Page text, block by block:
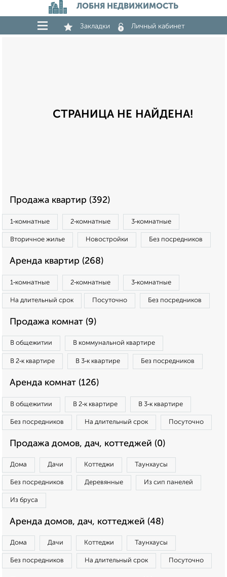
ЛОБНЯ НЕДВИЖИМОСТЬ
Закладки Личный кабинет
СТРАНИЦА НЕ НАЙДЕНА!
Продажа квартир (392)
1‑комнатные 2‑комнатные 3‑комнатные
Вторичное жилье Новостройки Без посредников
Аренда квартир (268)
1‑комнатные 2‑комнатные 3‑комнатные
На длительный срок Посуточно Без посредников
Продажа комнат (9)
В общежитии В коммунальной квартире
В 2‑к квартире В 3‑к квартире Без посредников
Аренда комнат (126)
В общежитии В 2‑к квартире В 3‑к квартире
Без посредников На длительный срок Посуточно
Продажа домов, дач, коттеджей (0)
Дома Дачи Коттеджи Таунхаусы
Без посредников Деревянные Из сип панелей
Из бруса
Аренда домов, дач, коттеджей (48)
Дома Дачи Коттеджи Таунхаусы
Без посредников На длительный срок Посуточно